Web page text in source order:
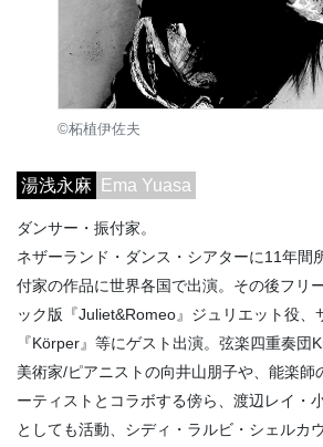
©柘植伊佐夫
湯浅永麻 Ema Yuasa
ダンサー・振付家。
ネザーランド・ダンス・シアターに11年間
付家の作品に世界各国で出演。その後フリ
ック版『Juliet&Romeo』ジュリエット役、
『Körper』等にゲスト出演。弦楽四重奏団
美術家/ピアニストの向井山朋子や、能楽師
ーティストとコラボする傍ら、渡辺レイ・
としても活動、シディ・ラルビ・シェルカ